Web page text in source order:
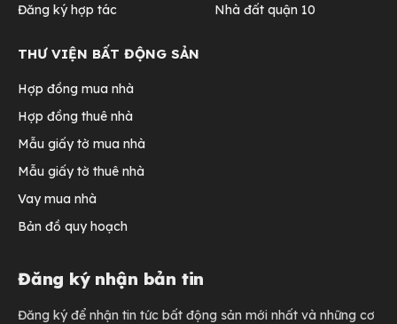
Đăng ký hợp tác
Nhà đất quận 10
THƯ VIỆN BẤT ĐỘNG SẢN
Hợp đồng mua nhà
Hợp đồng thuê nhà
Mẫu giấy tờ mua nhà
Mẫu giấy tờ thuê nhà
Vay mua nhà
Bản đồ quy hoạch
Đăng ký nhận bản tin
Đăng ký để nhận tin tức bất động sản mới nhất và những cơ